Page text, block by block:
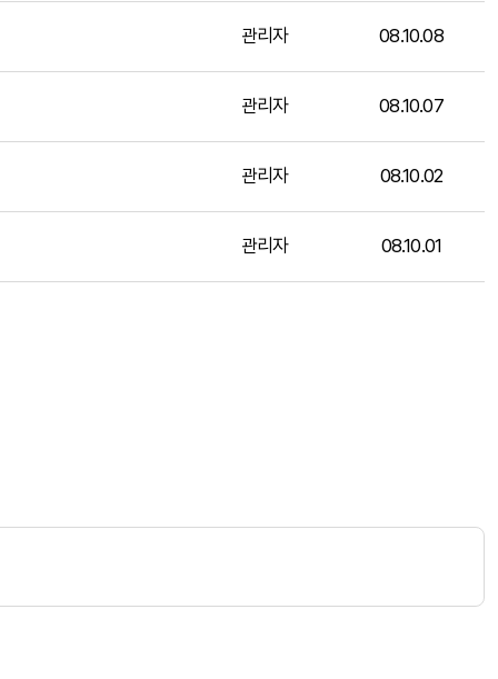
관리자 08.10.08
관리자 08.10.07
관리자 08.10.02
관리자 08.10.01